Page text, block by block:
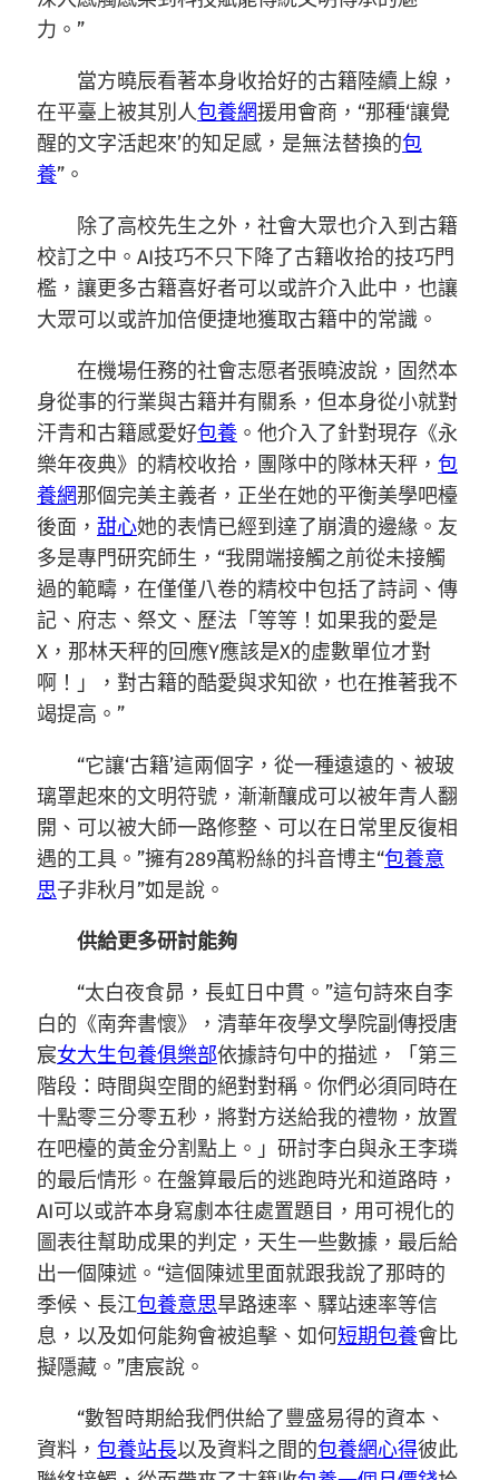
力。”
當方曉辰看著本身收拾好的古籍陸續上線，
在平臺上被其別人包養網援用會商，“那種‘讓覺
醒的文字活起來’的知足感，是無法替換的包
養”。
除了高校先生之外，社會大眾也介入到古籍
校訂之中。AI技巧不只下降了古籍收拾的技巧門
檻，讓更多古籍喜好者可以或許介入此中，也讓
大眾可以或許加倍便捷地獲取古籍中的常識。
在機場任務的社會志愿者張曉波說，固然本
身從事的行業與古籍并有關系，但本身從小就對
汗青和古籍感愛好包養 。他介入了針對現存《永
樂年夜典》的精校收拾，團隊中的隊林天秤， 包
養網那個完美主義者，正坐在她的平衡美學吧檯
後面， 甜心她的表情已經到達了崩潰的邊緣。友
多是專門研究師生，“我開端接觸之前從未接觸
過的範疇，在僅僅八卷的精校中包括了詩詞、傳
記、府志、祭文、歷法「等等！如果我的愛是
X，那林天秤的回應Y應該是X的虛數單位才對
啊！」，對古籍的酷愛與求知欲，也在推著我不
竭提高。”
“它讓‘古籍’這兩個字，從一種遠遠的、被玻
璃罩起來的文明符號，漸漸釀成可以被年青人翻
開、可以被大師一路修整、可以在日常里反復相
遇的工具。”擁有289萬粉絲的抖音博主“包養意
思子非秋月”如是說。
供給更多研討能夠
“太白夜食昴，長虹日中貫。”這句詩來自李
白的《南奔書懷》，清華年夜學文學院副傳授唐
宸女大生包養俱樂部依據詩句中的描述，「第三
階段：時間與空間的絕對對稱。你們必須同時在
十點零三分零五秒，將對方送給我的禮物，放置
在吧檯的黃金分割點上。」研討李白與永王李璘
的最后情形。在盤算最后的逃跑時光和道路時，
AI可以或許本身寫劇本往處置題目，用可視化的
圖表往幫助成果的判定，天生一些數據，最后給
出一個陳述。“這個陳述里面就跟我說了那時的
季候、長江包養意思旱路速率、驛站速率等信
息，以及如何能夠會被追擊、如何短期包養會比
擬隱藏。”唐宸說。
“數智時期給我們供給了豐盛易得的資本、
資料， 包養站長以及資料之間的包養網心得彼此